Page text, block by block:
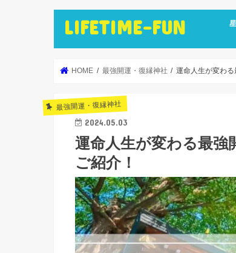
LIFETIME-FUN
HOME 最強開運・復縁神社 運命人生が変わ
最強開運・復縁神社
2024.05.03
運命人生が変わる最強
ご紹介！